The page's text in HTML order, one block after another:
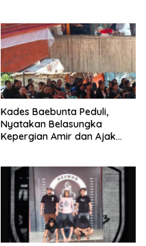
Kades Baebunta Peduli,
Nyatakan Belasungka
Kepergian Amir dan Ajak